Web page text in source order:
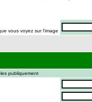
vous voyez sur l'image
publiquement